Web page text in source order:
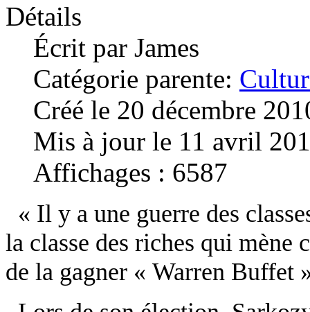
Détails
Écrit par James
Catégorie parente:
Créé le 20 décembre
Mis à jour le 11 avril
Affichages : 6587
« Il y a une guerre des
la classe des riches qui mène
de la gagner « Warren Buffet